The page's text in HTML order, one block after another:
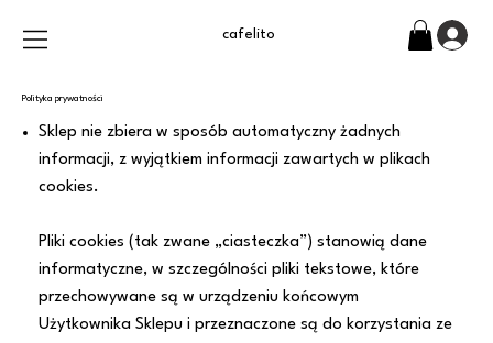
cafelito
Polityka prywatności
Sklep nie zbiera w sposób automatyczny żadnych
informacji, z wyjątkiem informacji zawartych w plikach
cookies.
Pliki cookies (tak zwane „ciasteczka”) stanowią dane
informatyczne, w szczególności pliki tekstowe, które
przechowywane są w urządzeniu końcowym
Użytkownika Sklepu i przeznaczone są do korzystania ze